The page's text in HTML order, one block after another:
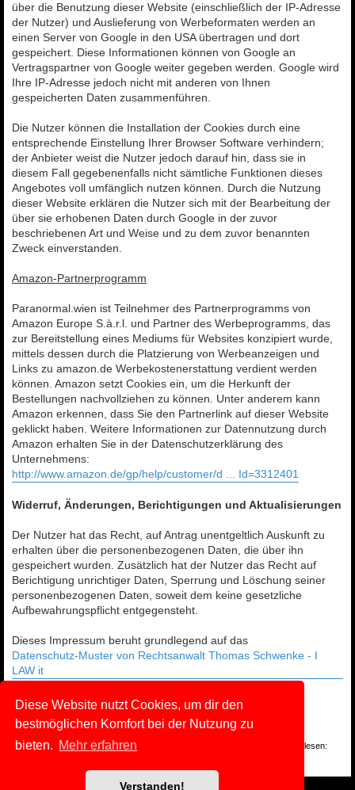
Diese Website nutzt Cookies, um dir den
bestmöglichen Komfort bei der Nutzung zu
bieten. Mehr erfahren
Verstanden!
über die Benutzung dieser Website (einschließlich der IP-Adresse
der Nutzer) und Auslieferung von Werbeformaten werden an
einen Server von Google in den USA übertragen und dort
gespeichert. Diese Informationen können von Google an
Vertragspartner von Google weiter gegeben werden. Google wird
Ihre IP-Adresse jedoch nicht mit anderen von Ihnen
gespeicherten Daten zusammenführen.
Die Nutzer können die Installation der Cookies durch eine
entsprechende Einstellung Ihrer Browser Software verhindern;
der Anbieter weist die Nutzer jedoch darauf hin, dass sie in
diesem Fall gegebenenfalls nicht sämtliche Funktionen dieses
Angebotes voll umfänglich nutzen können. Durch die Nutzung
dieser Website erklären die Nutzer sich mit der Bearbeitung der
über sie erhobenen Daten durch Google in der zuvor
beschriebenen Art und Weise und zu dem zuvor benannten
Zweck einverstanden.
Amazon-Partnerprogramm
Paranormal.wien ist Teilnehmer des Partnerprogramms von
Amazon Europe S.à.r.l. und Partner des Werbeprogramms, das
zur Bereitstellung eines Mediums für Websites konzipiert wurde,
mittels dessen durch die Platzierung von Werbeanzeigen und
Links zu amazon.de Werbekostenerstattung verdient werden
können. Amazon setzt Cookies ein, um die Herkunft der
Bestellungen nachvollziehen zu können. Unter anderem kann
Amazon erkennen, dass Sie den Partnerlink auf dieser Website
geklickt haben. Weitere Informationen zur Datennutzung durch
Amazon erhalten Sie in der Datenschutzerklärung des
Unternehmens:
http://www.amazon.de/gp/help/customer/d ... Id=3312401
Widerruf, Änderungen, Berichtigungen und Aktualisierungen
Der Nutzer hat das Recht, auf Antrag unentgeltlich Auskunft zu
erhalten über die personenbezogenen Daten, die über ihn
gespeichert wurden. Zusätzlich hat der Nutzer das Recht auf
Berichtigung unrichtiger Daten, Sperrung und Löschung seiner
personenbezogenen Daten, soweit dem keine gesetzliche
Aufbewahrungspflicht entgegensteht.
Dieses Impressum beruht grundlegend auf das
Datenschutz-Muster von Rechtsanwalt Thomas Schwenke - I
LAW it
Nutzungsbedingungen und
Datenschutzerklärung
Du kannst die Nutzungsbedingungen und die Datenschutzrichtlinie hier nachlesen: